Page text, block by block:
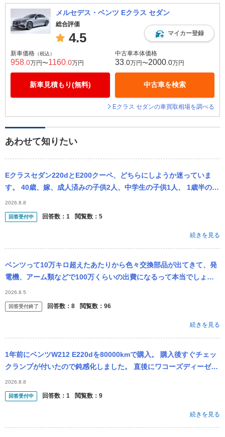
メルセデス・ベンツ Eクラス セダン
総合評価
4.5 マイカー登録
新車価格 （税込）
958 .0万円〜1160 .0万円
新車見積もり(無料)
中古車本体価格
33 .0万円〜2000 .0万円
中古車を検索
Eクラス セダンの車買取相場を調べる
あわせて知りたい
Eクラスセダン220dとE200クーペ、どちらにしようか迷っていま
す。 40歳、嫁、成人済みの子供2人、中学生の子供1人、 1歳半の孫
1人、来年更に2人孫が生まれる予定、成人済みの子供2人は家を...
2026.8.8
回答受付中 回答数： 1 閲覧数： 5
続きを見る
ベンツって10万キロ超えたあたりから色々交換部品が出てきて、発
電機、アーム類などで100万くらいの出費になるって本当でしょう
か？ 2018年Eクラスですが、今8万キロで乗り換え悩んでます。
2026.8.5
回答受付終了 回答数： 8 閲覧数： 96
続きを見る
1年前にベンツW212 E220dを80000kmで購入。 購入後すぐチェッ
クランプが付いたので鈍感化しました。 直後にワコーズディーゼル
ワンを入れて約1.2万キロ走行しています。 平日は毎日...
2026.8.8
回答受付中 回答数： 1 閲覧数： 9
続きを見る